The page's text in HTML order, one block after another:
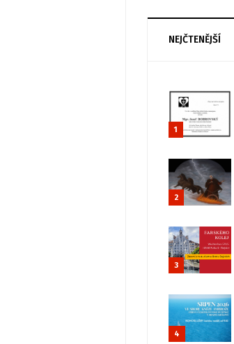
NEJČTENĚJŠÍ
1
2
3
4